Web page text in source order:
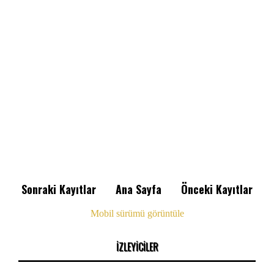
Sonraki Kayıtlar Önceki Kayıtlar
Ana Sayfa
Mobil sürümü görüntüle
İZLEYİCİLER